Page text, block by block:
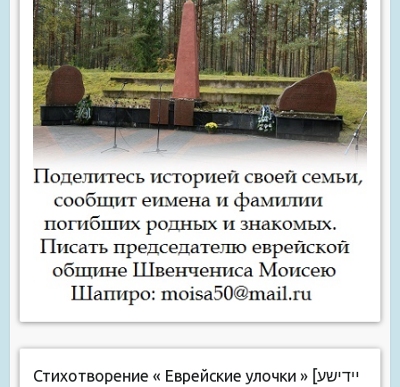
Стихотворение « Еврейские улочки » [יידישע